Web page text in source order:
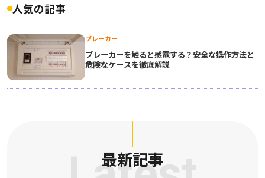
人気の記事
ブレーカー
ブレーカーを触ると感電する？安全な操作方法と
危険なケースを徹底解説
最新記事